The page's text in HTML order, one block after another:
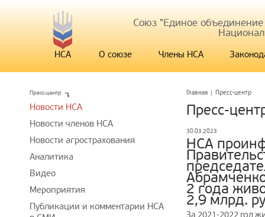
Союз "Единое
НСА О союзе Члены НСА
Главная | Пресс-центр
Пресс-
30.03.2023
НСА
2 года
2,9 млрд.
За 2021-2022 год
Пресс-центр
Новости НСА
Новости членов НСА
Новости агрострахования
Аналитика
Видео
Мероприятия
Публикации и комментарии НСА